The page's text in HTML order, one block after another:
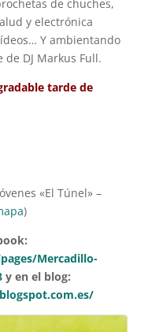
de chuches,
y electrónica
Y ambientando
DJ Markus Full.
tarde de
«El Túnel» –
)
Mercadillo-
y en el blog: